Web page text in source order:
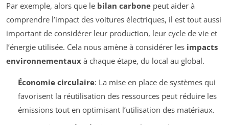
Par exemple, alors que le bilan carbone peut aider à
comprendre l’impact des voitures électriques, il est tout aussi
important de considérer leur production, leur cycle de vie et
l’énergie utilisée. Cela nous amène à considérer les impacts
environnementaux à chaque étape, du local au global.
Économie circulaire: La mise en place de systèmes qui
favorisent la réutilisation des ressources peut réduire les
émissions tout en optimisant l’utilisation des matériaux.